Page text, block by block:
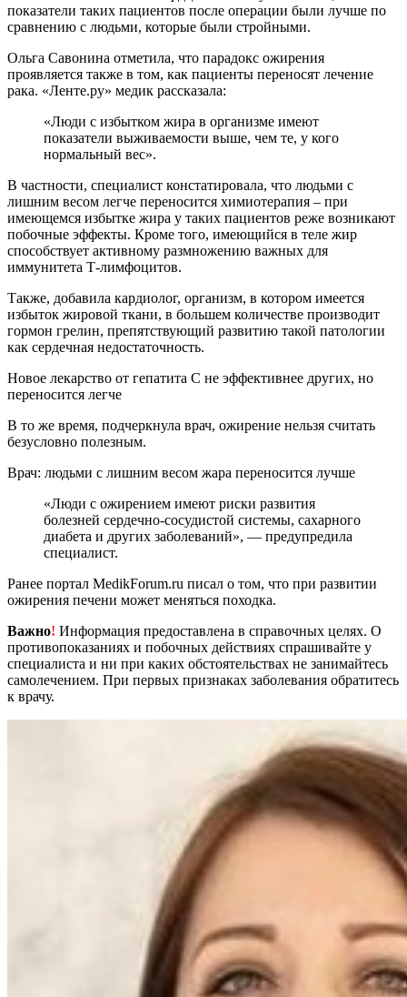
показатели таких пациентов после операции были лучше по
сравнению с людьми, которые были стройными.
Ольга Савонина отметила, что парадокс ожирения
проявляется также в том, как пациенты переносят лечение
рака. «Ленте.ру» медик рассказала:
«Люди с избытком жира в организме имеют
показатели выживаемости выше, чем те, у кого
нормальный вес».
В частности, специалист констатировала, что людьми с
лишним весом легче переносится химиотерапия – при
имеющемся избытке жира у таких пациентов реже возникают
побочные эффекты. Кроме того, имеющийся в теле жир
способствует активному размножению важных для
иммунитета Т-лимфоцитов.
Также, добавила кардиолог, организм, в котором имеется
избыток жировой ткани, в большем количестве производит
гормон грелин, препятствующий развитию такой патологии
как сердечная недостаточность.
Новое лекарство от гепатита С не эффективнее других, но
переносится легче
В то же время, подчеркнула врач, ожирение нельзя считать
безусловно полезным.
Врач: людьми с лишним весом жара переносится лучше
«Люди с ожирением имеют риски развития
болезней сердечно-сосудистой системы, сахарного
диабета и других заболеваний», — предупредила
специалист.
Ранее портал MedikForum.ru писал о том, что при развитии
ожирения печени может меняться походка.
Важно! Информация предоставлена в справочных целях. О
противопоказаниях и побочных действиях спрашивайте у
специалиста и ни при каких обстоятельствах не занимайтесь
самолечением. При первых признаках заболевания обратитесь
к врачу.